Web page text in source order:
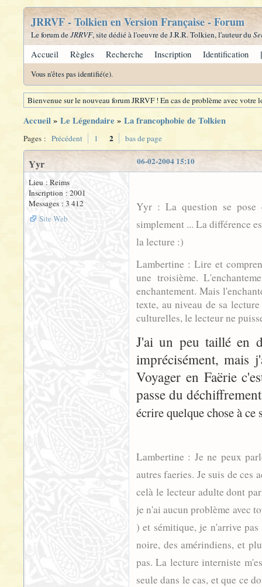
JRRVF - Tolkien en Version Française - Forum
Le forum deJRRVF, site dédié à l'oeuvre de J.R.R. Tolkien, l'auteur du
Accueil Règles Recherche Inscription Identification
Vous n'êtes pas identifié(e).
Bienvenue sur le nouveau forum JRRVF ! En cas de problème avec
Accueil» Le Légendaire » La francophobie de Tolkien
Pages : Précédent 1 2 bas de page
06-02-2004 15:10
Yyr
Lieu : Reims
Inscription : 2001
Messages : 3 412
Site Web
Yyr : La question se pose
simplement ... La différence
la lecture :)
Lambertine : Lire et
une troisième.
enchantement. Mais
texte, au niveau de sa
culturelles, le lecteur ne
J'ai un peu taillé en
imprécisément, mais
Voyager en Faërie
passe du
écrire quelque chose à ce
Lambertine : Je ne peux
autres faeries. Je suis de
celà le lecteur adulte dont
je n'ai aucun problème avec
) et sémitique, je n'arrive
noire, des amérindiens, et
pas. La lecture interniste
seule dans le cas, et que ce